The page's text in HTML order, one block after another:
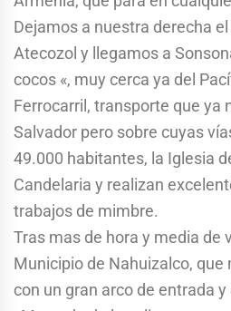
Dejamos a nuestra derecha
Atecozol y llegamos a
cocos «, muy cerca ya del
Ferrocarril, transporte que ya
Salvador pero sobre cuyas
49.000 habitantes, la Iglesia
Candelaria y realizan
trabajos de mimbre.
Tras mas de hora y media de
Municipio de Nahuizalco, que
con un gran arco de entrada